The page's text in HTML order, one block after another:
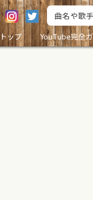
トップ
YouTube完全